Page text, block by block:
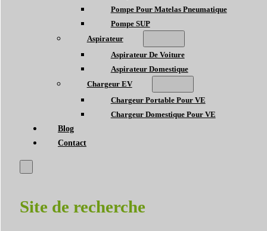
Pompe Pour Matelas Pneumatique
Pompe SUP
Aspirateur
Aspirateur De Voiture
Aspirateur Domestique
Chargeur EV
Chargeur Portable Pour VE
Chargeur Domestique Pour VE
Blog
Contact
Site de recherche